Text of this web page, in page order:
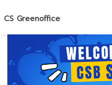
CS Greenoffice